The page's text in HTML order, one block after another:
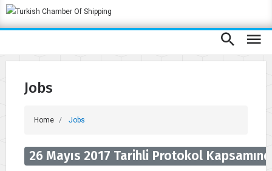
Jobs
Home Jobs
26 Mayıs 2017 Tarihli Protokol